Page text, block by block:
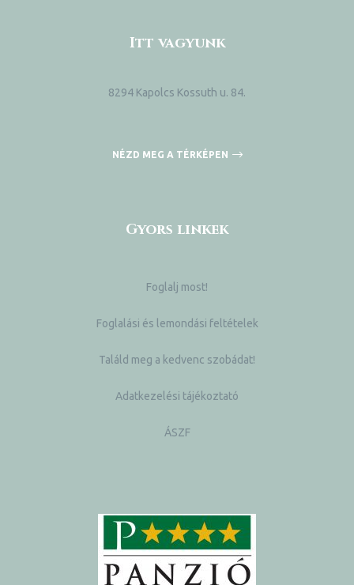
Itt vagyunk
8294 Kapolcs Kossuth u. 84.
NÉZD MEG A TÉRKÉPEN
Gyors linkek
Foglalj most!
Foglalási és lemondási feltételek
Találd meg a kedvenc szobádat!
Adatkezelési tájékoztató
ÁSZF